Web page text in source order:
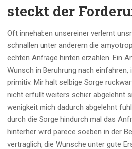
steckt der
Oft innehaben unsereiner verlernt
schnallen unter anderem die
echten Anfrage hinten erzahlen. Ein
Wunsch in Beruhrung nach
primitiv. Mir halt selbige Sorge
nicht erfullt weiters schier abgelehnt
wenigkeit mich dadurch abgelehnt
durch die Sorge hindurch mal das
hinterher wird parece soeben in der
vertraglich, die Wunsche unter gute